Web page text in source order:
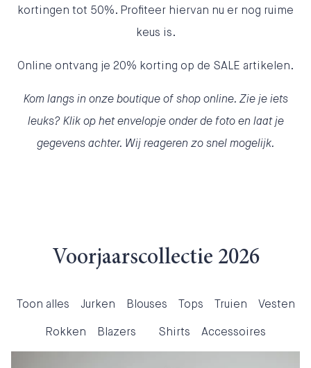
kortingen tot 50%. Profiteer hiervan nu er nog ruime
keus is.
Online ontvang je 20% korting op de SALE artikelen.
Kom langs in onze boutique of shop online. Zie je iets
leuks? Klik op het envelopje onder de foto en laat je
gegevens achter. Wij reageren zo snel mogelijk.
Voorjaarscollectie 2026
Toon alles Jurken Blouses Tops Truien
Vesten
Rokken
Blazers Shirts Accessoires